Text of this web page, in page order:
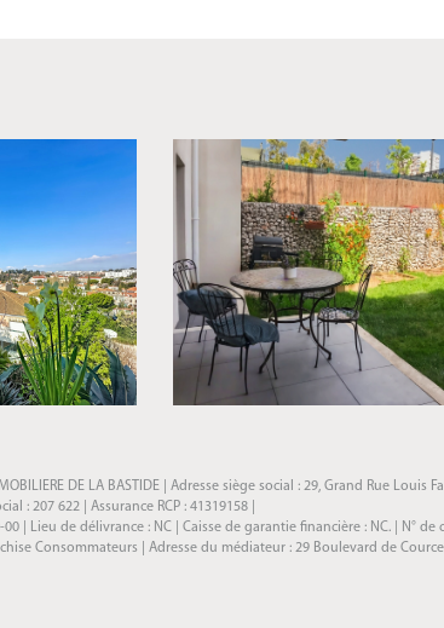
DE LA BASTIDE | Adresse siège social : 29, Grand Rue Louis
: 207 622 | Assurance RCP : 41319158 |
| Lieu de délivrance : NC | Caisse de garantie financière : NC. | N° de
Consommateurs | Adresse du médiateur : 29 Boulevard de